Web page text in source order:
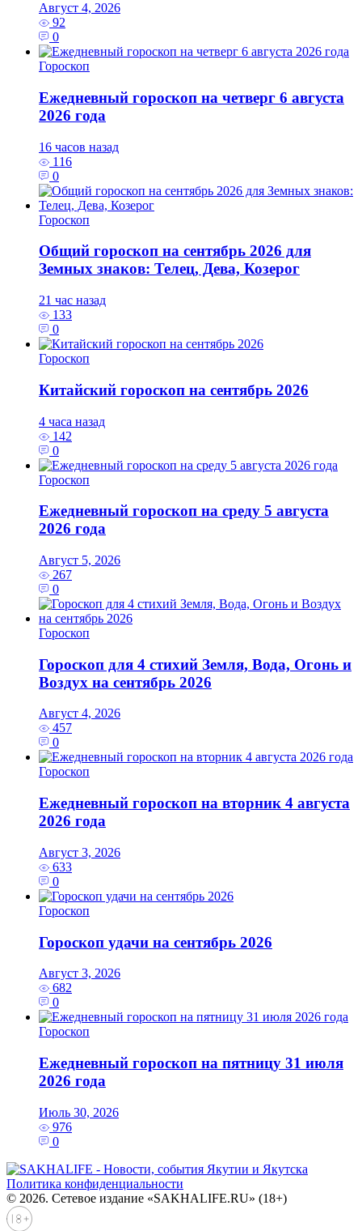
Август 4, 2026
92
0
Гороскоп
Ежедневный гороскоп на четверг 6 августа
2026 года
16 часов назад
116
0
Гороскоп
Общий гороскоп на сентябрь 2026 для
Земных знаков: Телец, Дева, Козерог
21 час назад
133
0
Гороскоп
Китайский гороскоп на сентябрь 2026
4 часа назад
142
0
Гороскоп
Ежедневный гороскоп на среду 5 августа
2026 года
Август 5, 2026
267
0
Гороскоп
Гороскоп для 4 стихий Земля, Вода, Огонь и
Воздух на сентябрь 2026
Август 4, 2026
457
0
Гороскоп
Ежедневный гороскоп на вторник 4 августа
2026 года
Август 3, 2026
633
0
Гороскоп
Гороскоп удачи на сентябрь 2026
Август 3, 2026
682
0
Гороскоп
Ежедневный гороскоп на пятницу 31 июля
2026 года
Июль 30, 2026
976
0
Политика конфиденциальности
© 2026. Сетевое издание «SAKHALIFE.RU» (18+)